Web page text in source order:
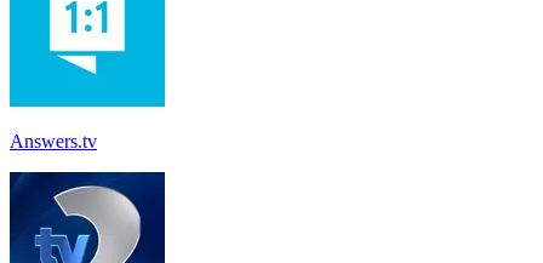
Answers.tv